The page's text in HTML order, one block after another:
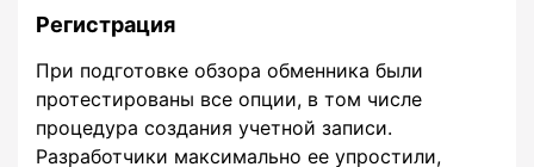
Регистрация
При подготовке обзора обменника были
протестированы все опции, в том числе
процедура создания учетной записи.
Разработчики максимально ее упростили,